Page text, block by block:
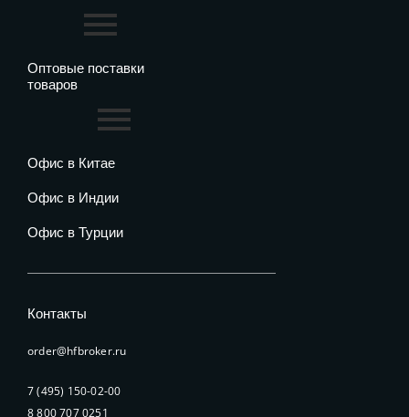
Оптовые поставки
товаров
Офис в Китае
Офис в Индии
Офис в Турции
Контакты
order@hfbroker.ru
7 (495) 150-02-00
8 800 707 0251